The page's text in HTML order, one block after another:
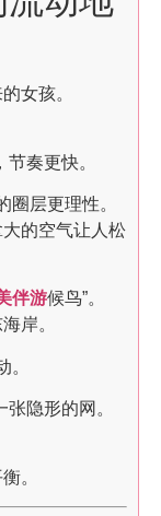
女孩。
节奏更快。
层更理性。
的空气让人松
伴游候鸟”。
岸。
。
张隐形的网。
。